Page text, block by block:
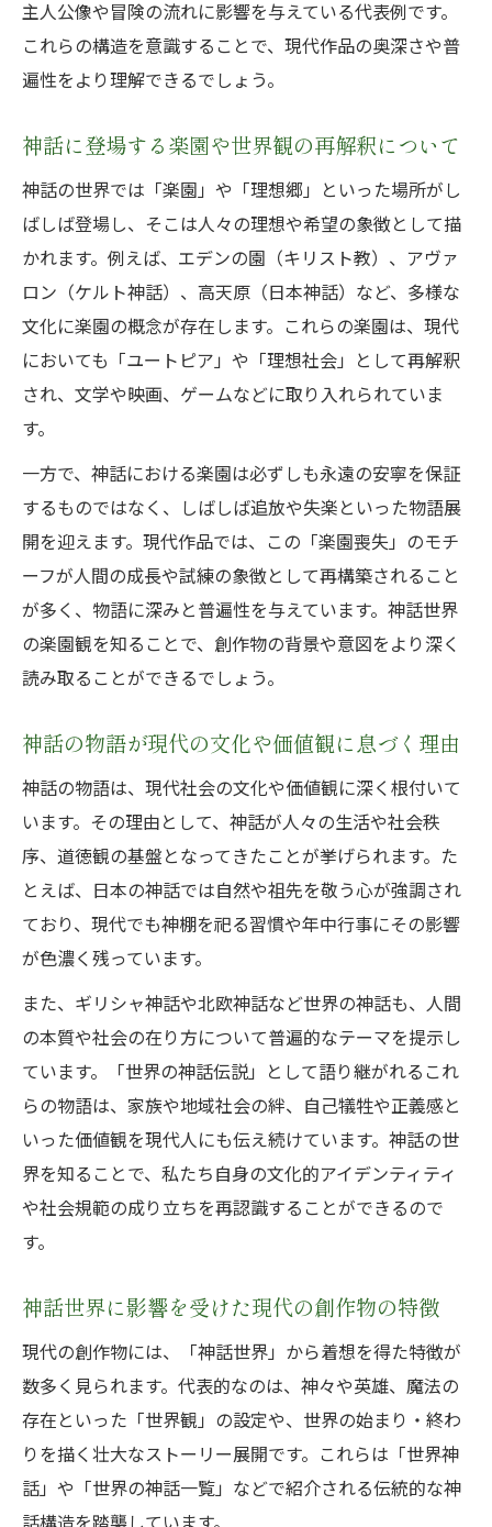
主人公像や冒険の流れに影響を与えている代表例です。
これらの構造を意識することで、現代作品の奥深さや普
遍性をより理解できるでしょう。
神話に登場する楽園や世界観の再解釈について
神話の世界では「楽園」や「理想郷」といった場所がし
ばしば登場し、そこは人々の理想や希望の象徴として描
かれます。例えば、エデンの園（キリスト教）、アヴァ
ロン（ケルト神話）、高天原（日本神話）など、多様な
文化に楽園の概念が存在します。これらの楽園は、現代
においても「ユートピア」や「理想社会」として再解釈
され、文学や映画、ゲームなどに取り入れられていま
す。
一方で、神話における楽園は必ずしも永遠の安寧を保証
するものではなく、しばしば追放や失楽といった物語展
開を迎えます。現代作品では、この「楽園喪失」のモチ
ーフが人間の成長や試練の象徴として再構築されること
が多く、物語に深みと普遍性を与えています。神話世界
の楽園観を知ることで、創作物の背景や意図をより深く
読み取ることができるでしょう。
神話の物語が現代の文化や価値観に息づく理由
神話の物語は、現代社会の文化や価値観に深く根付いて
います。その理由として、神話が人々の生活や社会秩
序、道徳観の基盤となってきたことが挙げられます。た
とえば、日本の神話では自然や祖先を敬う心が強調され
ており、現代でも神棚を祀る習慣や年中行事にその影響
が色濃く残っています。
また、ギリシャ神話や北欧神話など世界の神話も、人間
の本質や社会の在り方について普遍的なテーマを提示し
ています。「世界の神話伝説」として語り継がれるこれ
らの物語は、家族や地域社会の絆、自己犠牲や正義感と
いった価値観を現代人にも伝え続けています。神話の世
界を知ることで、私たち自身の文化的アイデンティティ
や社会規範の成り立ちを再認識することができるので
す。
神話世界に影響を受けた現代の創作物の特徴
現代の創作物には、「神話世界」から着想を得た特徴が
数多く見られます。代表的なのは、神々や英雄、魔法の
存在といった「世界観」の設定や、世界の始まり・終わ
りを描く壮大なストーリー展開です。これらは「世界神
話」や「世界の神話一覧」などで紹介される伝統的な神
話構造を踏襲しています。